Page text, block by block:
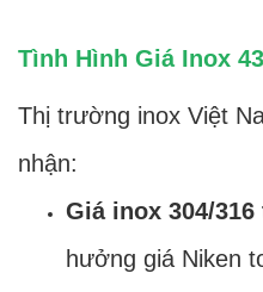
Tình Hình Giá Inox
Thị trường inox Việt
nhận:
Giá inox 304/316
hưởng giá Niken